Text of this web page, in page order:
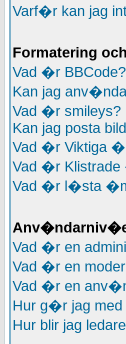
Varf�r kan jag
Formatering
Vad �r BBCode?
Kan jag
Vad �r smileys?
Kan jag posta
Vad �r Viktiga
Vad �r Klistrade
Vad �r l�sta
Vad �r en
Vad �r en
Vad �r en
Hur g�r jag
Hur blir jag